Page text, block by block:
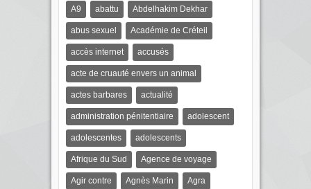
A9 abattu Abdelhakim Dekhar
abus sexuel Académie de Créteil
accès internet accusés
acte de cruauté envers un animal
actes barbares actualité
administration pénitentiaire adolescent
adolescentes adolescents
Afrique du Sud Agence de voyage
Agir contre Agnès Marin Agra